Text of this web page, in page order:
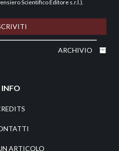
Scientifico Editore s.r.l.).
ARCHIVIO
INFO
ARTICOLO